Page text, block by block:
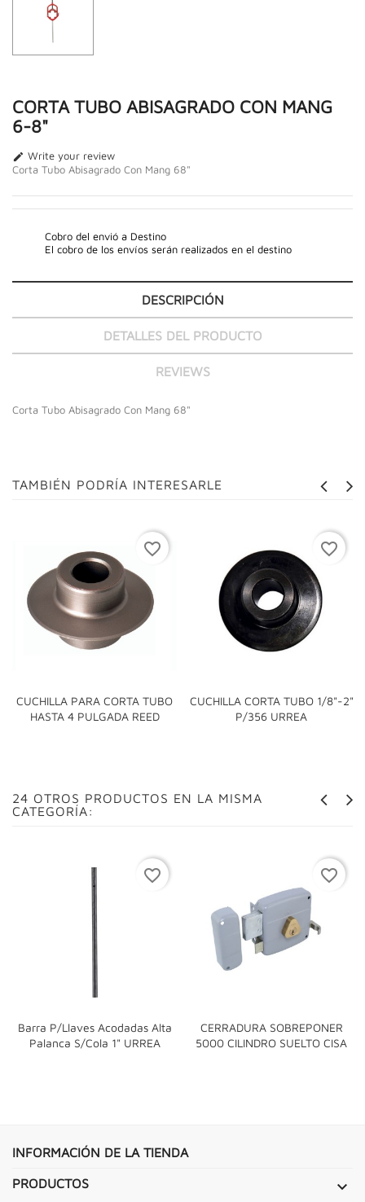
CORTA TUBO ABISAGRADO CON MANG
6-8"
 Write your review
Corta Tubo Abisagrado Con Mang 68"
Cobro del envió a Destino
El cobro de los envíos serán realizados en el destino
DESCRIPCIÓN
DETALLES DEL PRODUCTO
REVIEWS
Corta Tubo Abisagrado Con Mang 68"
TAMBIÉN PODRÍA INTERESARLE
CUCHILLA PARA CORTA TUBO
HASTA 4 PULGADA REED
favorite_border
CUCHILLA CORTA TUBO 1/8"-2"
P/356 URREA
favorite_border
24 OTROS PRODUCTOS EN LA MISMA
CATEGORÍA:
Barra P/llaves Acodadas Alta
Palanca S/cola 1" URREA
favorite_border
CERRADURA SOBREPONER
5000 CILINDRO SUELTO CISA
favorite_border
INFORMACIÓN DE LA TIENDA
PRODUCTOS 